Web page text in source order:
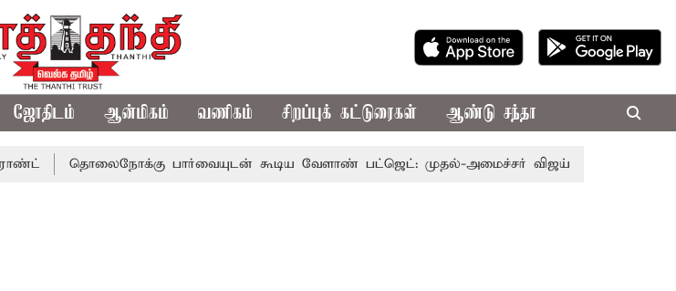
ஜோதிடம் ஆன்மிகம் வணிகம் சிறப்புக் கட்டுரைகள் ஆண்டு சந்தா
தொலைநோக்கு பார்வையுடன் கூடிய வேளாண் பட்ஜெட்: முதல்-அமைச்சர் விஜய் தமிழக